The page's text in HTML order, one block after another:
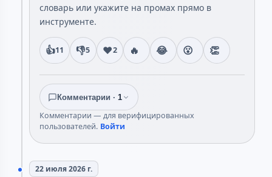
словарь или укажите на промах прямо в
инструменте.
👍11 👎5 ❤️2 🔥 😂 😮 👏
Комментарии · 1
Комментарии — для верифицированных
пользователей. Войти
22 июля 2026 г.